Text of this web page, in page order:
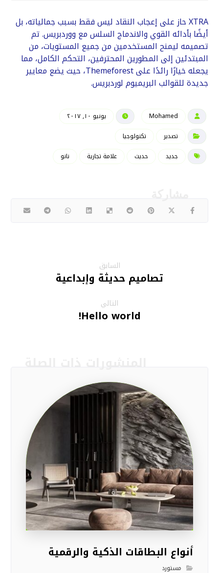
XTRA حاز على إعجاب النقاد ليس فقط بسبب جمالياته، بل
أيضًا بأدائه القوي والاندماج السلس مع ووردبريس. تم
تصميمه ليمنح المستخدمين من جميع المستويات، من
المبتدئين إلى المطورين المحترفين، التحكم الكامل، مما
يجعله خيارًا رائدًا على Themeforest، حيث يضع معايير
جديدة للقوالب البريميوم لوردبريس.
Mohamed
يونيو ١٠, ٢٠١٧
تصدير
تكنولوجيا
جديد
حديث علامة تجارية نانو
السابق
تصاميم حديثة وإبداعية
التالي
Hello world!
أنواع البطاقات الذكية والرقمية
مستورد